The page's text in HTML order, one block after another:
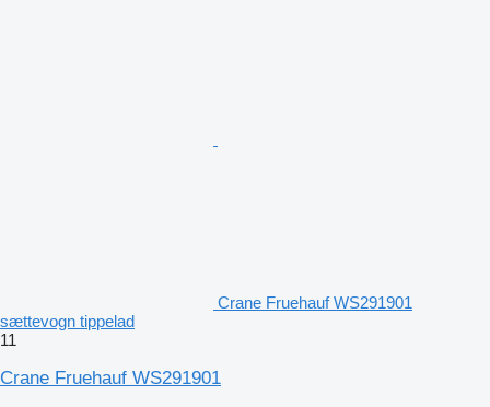
Crane Fruehauf WS291901
sættevogn tippelad
11
Crane Fruehauf WS291901